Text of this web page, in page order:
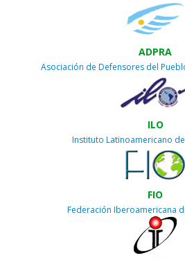
ADPRA
Asociación de Defensores del
ILO
Instituto Latinoamericano
FIO
Federación Iberoamericana